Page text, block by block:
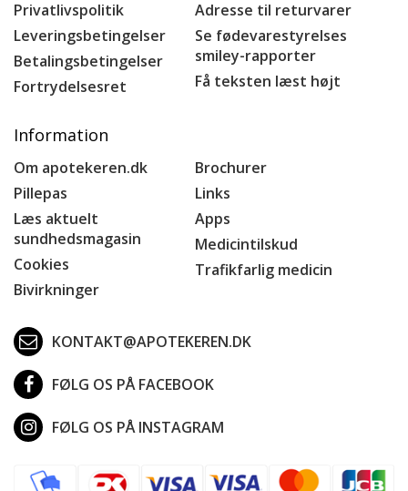
Privatlivspolitik
Leveringsbetingelser
Betalingsbetingelser
Fortrydelsesret
Adresse til returvarer
Se fødevarestyrelses
smiley-rapporter
Få teksten læst højt
Information
Om apotekeren.dk
Pillepas
Læs aktuelt
sundhedsmagasin
Cookies
Bivirkninger
Brochurer
Links
Apps
Medicintilskud
Trafikfarlig medicin
KONTAKT@APOTEKEREN.DK
FØLG OS PÅ FACEBOOK
FØLG OS PÅ INSTAGRAM